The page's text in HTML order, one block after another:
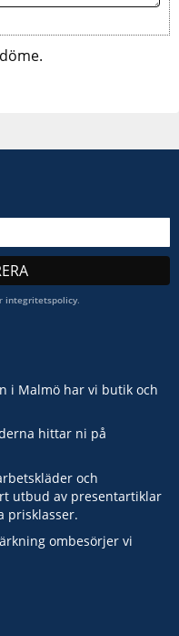
integritetspolicy.
i Malmö har vi butik och
hittar ni på
och
utbud av presentartiklar
prisklasser.
ombesörjer vi